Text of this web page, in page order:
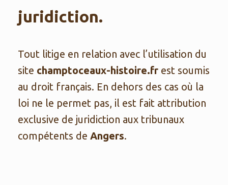
juridiction.
Tout litige en relation avec l’utilisation du
site champtoceaux-histoire.fr est soumis
au droit français. En dehors des cas où la
loi ne le permet pas, il est fait attribution
exclusive de juridiction aux tribunaux
compétents de Angers.